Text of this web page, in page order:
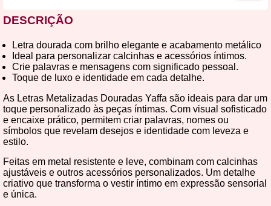
DESCRIÇÃO
Letra dourada com brilho elegante e acabamento metálico
Ideal para personalizar calcinhas e acessórios íntimos.
Crie palavras e mensagens com significado pessoal.
Toque de luxo e identidade em cada detalhe.
As Letras Metalizadas Douradas Yaffa são ideais para dar um
toque personalizado às peças íntimas. Com visual sofisticado
e encaixe prático, permitem criar palavras, nomes ou
símbolos que revelam desejos e identidade com leveza e
estilo.
Feitas em metal resistente e leve, combinam com calcinhas
ajustáveis e outros acessórios personalizados. Um detalhe
criativo que transforma o vestir íntimo em expressão sensorial
e única.